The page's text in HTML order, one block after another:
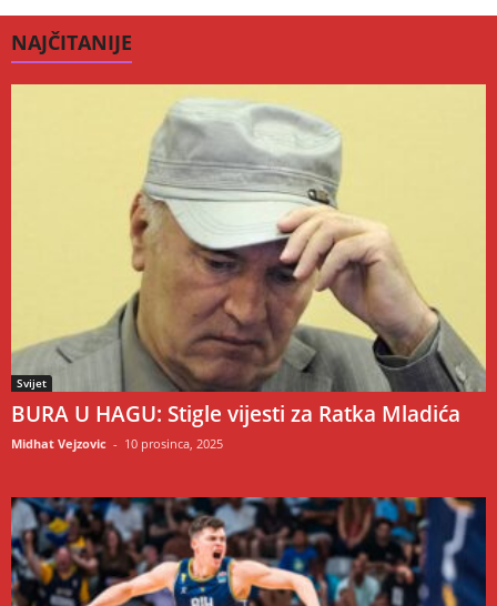
NAJČITANIJE
Svijet
BURA U HAGU: Stigle vijesti za Ratka Mladića
Midhat Vejzovic - 10 prosinca, 2025